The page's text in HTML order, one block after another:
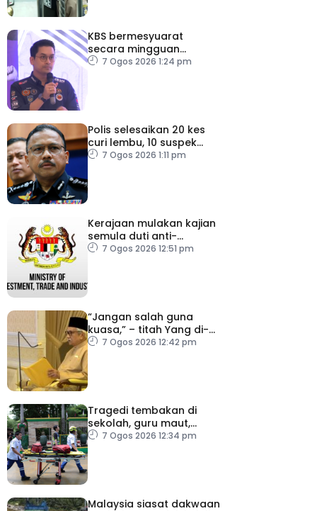
KBS bermesyuarat
secara mingguan
pastikan persiapan F1
7 Ogos 2026 1:24 pm
Polis selesaikan 20 kes
curi lembu, 10 suspek
diberkas
7 Ogos 2026 1:11 pm
Kerajaan mulakan kajian
semula duti anti-
lambakan import
7 Ogos 2026 12:51 pm
“Jangan salah guna
kuasa,” – titah Yang di-
Pertuan Besar Negeri
7 Ogos 2026 12:42 pm
Tragedi tembakan di
sekolah, guru maut,
pelajar bunuh diri
7 Ogos 2026 12:34 pm
Malaysia siasat dakwaan